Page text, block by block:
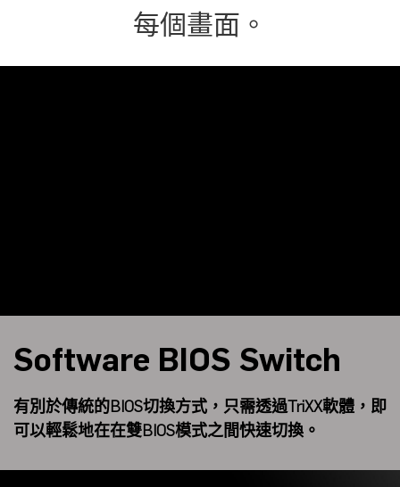
每個畫面。
Software BIOS Switch
有別於傳統的BIOS切換方式，只需透過TriXX軟體，即
可以輕鬆地在在雙BIOS模式之間快速切換。